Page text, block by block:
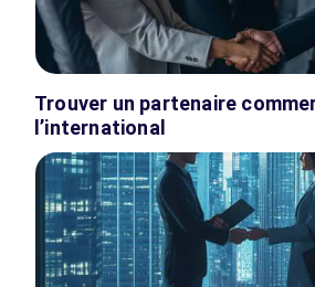
Trouver un partenaire
l’international